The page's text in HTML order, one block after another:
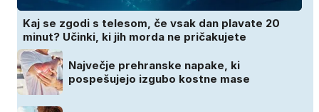
Kaj se zgodi s telesom, če vsak dan plavate 20
minut? Učinki, ki jih morda ne pričakujete
Največje prehranske napake, ki
pospešujejo izgubo kostne mase